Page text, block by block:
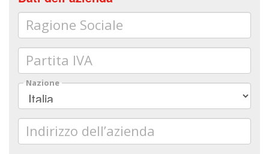
Ragione Sociale
Partita IVA
Nazione
Indirizzo dell’azienda